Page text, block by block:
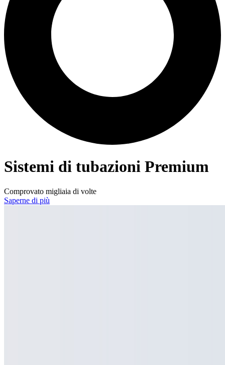
Sistemi di tubazioni Premium
Comprovato migliaia di volte
Saperne di più